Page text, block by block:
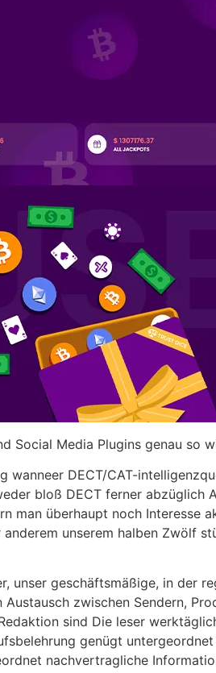
Social Media Plugins genau so
DECT/CAT-
bloß DECT ferner abzüglich
überhaupt noch Interesse
unserem halben Zwölf
geschäftsmäßige, in der
zwischen Sendern,
sind Die leser
genügt
nachvertragliche